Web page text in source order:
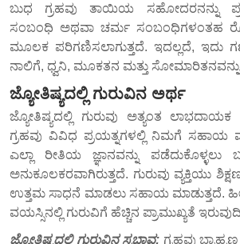
ಬುಧ ಗ್ರಹವು ತಾಯಿಯ ಸಹೋದರನನ್ನು
ಸಂಬಂಧಿ ಅಥವಾ ಚರ್ಮ ಸಂಬಂಧಿಗಳಂತಹ
ಮೂಲಕ ಪರಿಗಣಿಸಲಾಗುತ್ತದೆ. ಇದಲ್ಲದೆ, ಇದು
ನಾಲಿಗೆ, ಧ್ವನಿ, ಮೂಕತನ ಮತ್ತು ಸೋಮಾರಿತನವನ್ನು
ಜ್ಯೋತಿಷ್ಯದಲ್ಲಿ ಗುರುವಿನ ಅರ್ಥ
ಜ್ಯೋತಿಷ್ಯದಲ್ಲಿ ಗುರುವು ಅತ್ಯಂತ ಲಾಭದಾಯಕ
ಗ್ರಹವು ವಿವಿಧ ಪ್ರಯತ್ನಗಳಲ್ಲಿ ನಿಮಗೆ ಸಹಾಯ
ಎಲ್ಲಾ ರೀತಿಯ ಜ್ಞಾನವನ್ನು
ಅನುಕೂಲಕರವಾಗಿರುತ್ತದೆ. ಗುರುವು ವ್ಯಕ್ತಿಯು
ಉತ್ತಮ ಸಾಧನೆ ಮಾಡಲು ಸಹಾಯ ಮಾಡುತ್ತದೆ.
ವಯಸ್ಸಿನಲ್ಲಿ ಗುರುವಿಗೆ ಹೆಚ್ಚಿನ ಪ್ರಾಮುಖ್ಯತೆ
ಜ್ಯೋತಿಷ್ಯದಲ್ಲಿ ಗುರುವಿನ ಸ್ವಭಾವ: ಗ್ರಹವು